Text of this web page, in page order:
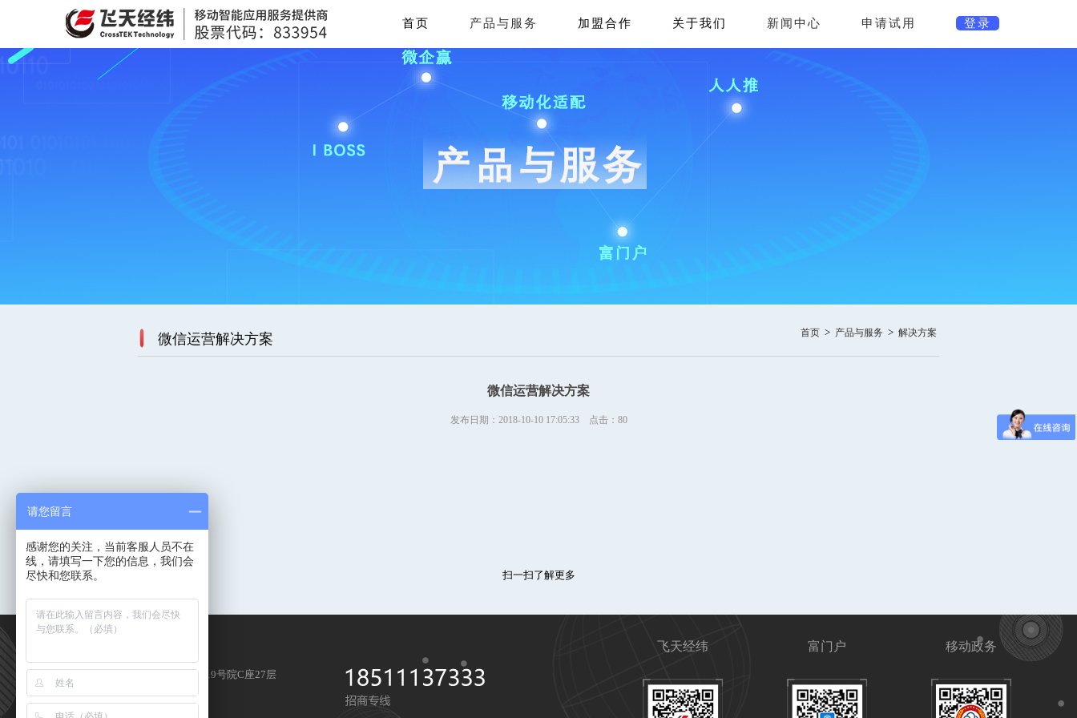
首页 产品与服务 加盟合作 关于我们 新闻中心 申请试用 登录
微信运营解决方案 首页 > 产品与服务 > 解决方案
微信运营解决方案
发布日期：2018-10-10 17:05:33 点击：80
扫一扫了解更多
地址：北京市朝阳区北苑东路19号院C座27层
邮编：100012
传真：010-80100001
移动政务
富门户
飞天经纬
请您留言
感谢您的关注，当前客服人员不在
线，请填写一下您的信息，我们会
尽快和您联系。